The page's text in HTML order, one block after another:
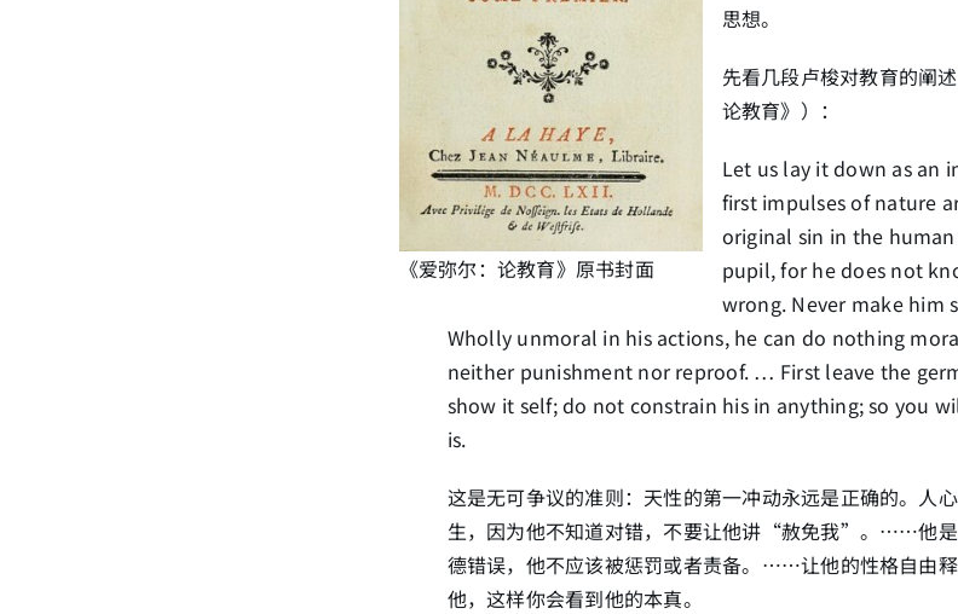
《爱弥尔：论教育》原书封面
思想。
先看几段卢梭对教育的阐述
论教育》）：
Let us lay it down as
first impulses of nature
original sin in the
pupil, for he does not
wrong. Never make
Wholly unmoral in his actions, he can do nothing
neither punishment nor reproof. … First leave the
show it self; do not constrain his in anything; so you
is.
这是无可争议的准则：天性的第一冲动永远是正确的。人
生，因为他不知道对错，不要让他讲“赦免我”。……他是
德错误，他不应该被惩罚或者责备。……让他的性格自由
他，这样你会看到他的本真。